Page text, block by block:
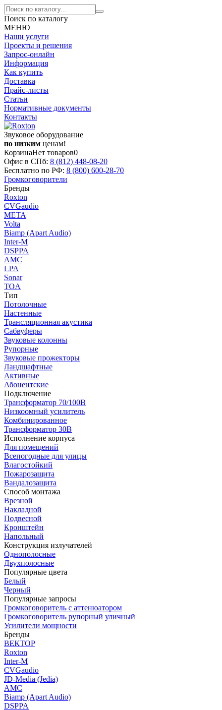
Поиск по каталогу
МЕНЮ
Наши услуги
Проекты и решения
Запрос-онлайн
Информация
Как купить
Доставка
Прайс-листы
Статьи
Нормативные документы
Контакты
Звуковое оборудование
по низким ценам!
КорзинаНет товаров0
Офис в СПб: 8 (812) 448-08-20
Бесплатно по РФ: 8 (800) 600-28-70
Громкоговорители
Бренды
Roxton
CVGaudio
МЕТА
Volta
Biamp (Apart Audio)
Inter-M
DSPPA
AMC
LPA
Sonar
TOA
Тип
Потолочные
Настенные
Трансляционная акустика
Сабвуферы
Звуковые колонны
Рупорные
Звуковые прожекторы
Ландшафтные
Активные
Абонентские
Подключение
Трансформатор 70/100В
Низкоомный усилитель
Комбинированное
Трансформатор 30В
Исполнение корпуса
Для помещений
Всепогодные для улицы
Влагостойкий
Пожарозащита
Вандалозащита
Способ монтажа
Врезной
Накладной
Подвесной
Кронштейн
Напольный
Конструкция излучателей
Однополосные
Двухполосные
Популярные цвета
Белый
Черный
Популярные запросы
Громкоговоритель с аттенюатором
Громкоговоритель рупорный уличный
Усилители мощности
Бренды
ВЕКТОР
Roxton
Inter-M
CVGaudio
JD-Media (Jedia)
AMC
Biamp (Apart Audio)
DSPPA